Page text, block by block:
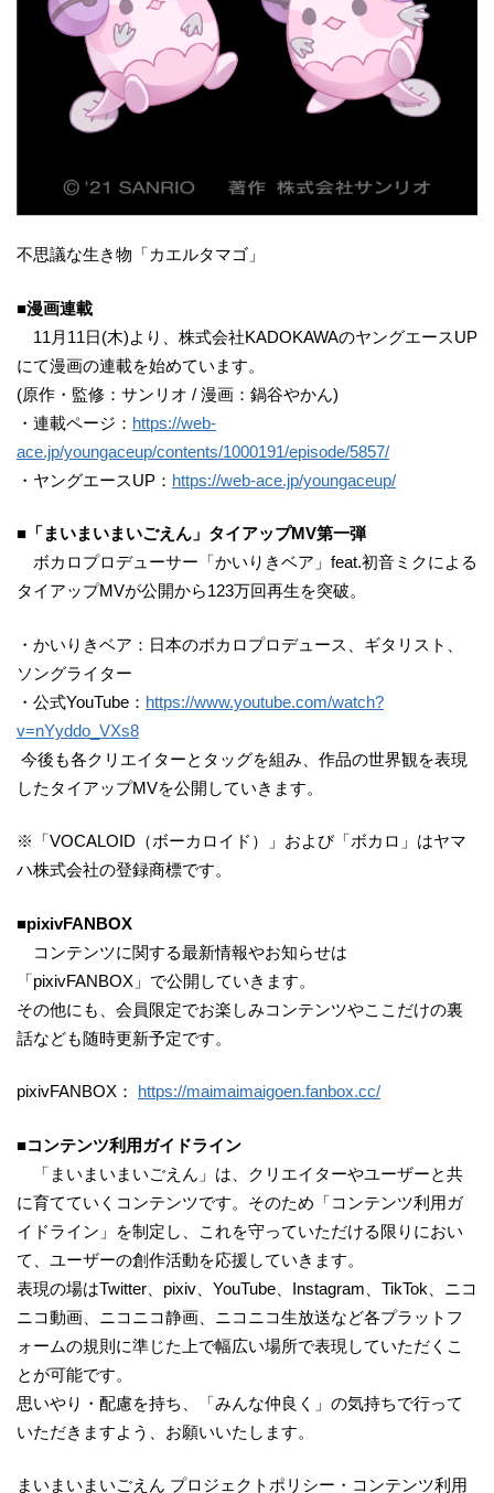
不思議な生き物「カエルタマゴ」
■漫画連載
11月11日(木)より、株式会社KADOKAWAのヤングエースUP
にて漫画の連載を始めています。
(原作・監修：サンリオ / 漫画：鍋谷やかん)
・連載ページ： https://web-
ace.jp/youngaceup/contents/1000191/episode/5857/
・ヤングエースUP： https://web-ace.jp/youngaceup/
■「まいまいまいごえん」タイアップMV第一弾
ボカロプロデューサー「かいりきベア」feat.初音ミクによる
タイアップMVが公開から123万回再生を突破。
・かいりきベア：日本のボカロプロデュース、ギタリスト、
ソングライター
・公式YouTube： https://www.youtube.com/watch?
v=nYyddo_VXs8
今後も各クリエイターとタッグを組み、作品の世界観を表現
したタイアップMVを公開していきます。
※「VOCALOID（ボーカロイド）」および「ボカロ」はヤマ
ハ株式会社の登録商標です。
■pixivFANBOX
コンテンツに関する最新情報やお知らせは
「pixivFANBOX」で公開していきます。
その他にも、会員限定でお楽しみコンテンツやここだけの裏
話なども随時更新予定です。
pixivFANBOX： https://maimaimaigoen.fanbox.cc/
■コンテンツ利用ガイドライン
「まいまいまいごえん」は、クリエイターやユーザーと共
に育てていくコンテンツです。そのため「コンテンツ利用ガ
イドライン」を制定し、これを守っていただける限りにおい
て、ユーザーの創作活動を応援していきます。
表現の場はTwitter、pixiv、YouTube、Instagram、TikTok、ニコ
ニコ動画、ニコニコ静画、ニコニコ生放送など各プラットフ
ォームの規則に準じた上で幅広い場所で表現していただくこ
とが可能です。
思いやり・配慮を持ち、「みんな仲良く」の気持ちで行って
いただきますよう、お願いいたします。
まいまいまいごえん プロジェクトポリシー・コンテンツ利用